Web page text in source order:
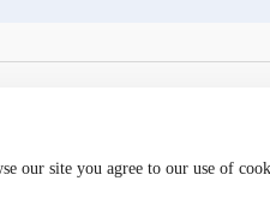
our site you agree to our use of